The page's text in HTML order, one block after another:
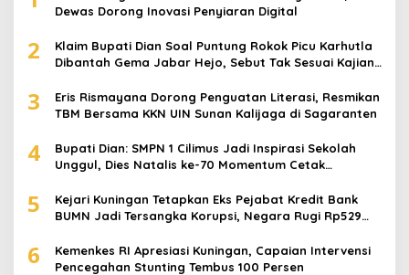
Dewas Dorong Inovasi Penyiaran Digital
2
Klaim Bupati Dian Soal Puntung Rokok Picu Karhutla
Dibantah Gema Jabar Hejo, Sebut Tak Sesuai Kajian
3
Eris Rismayana Dorong Penguatan Literasi, Resmikan
TBM Bersama KKN UIN Sunan Kalijaga di Sagaranten
4
Bupati Dian: SMPN 1 Cilimus Jadi Inspirasi Sekolah
Unggul, Dies Natalis ke-70 Momentum Cetak
5
Kejari Kuningan Tetapkan Eks Pejabat Kredit Bank
BUMN Jadi Tersangka Korupsi, Negara Rugi Rp529
6
Kemenkes RI Apresiasi Kuningan, Capaian Intervensi
Pencegahan Stunting Tembus 100 Persen